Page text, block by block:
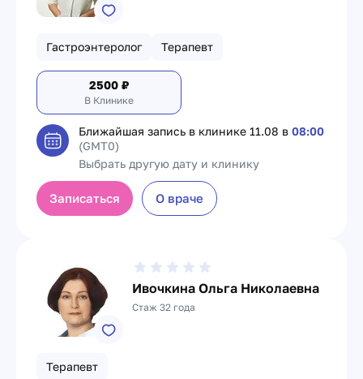
Гастроэнтеролог Терапевт
2500 ₽
В Клинике
Ближайшая запись в клинике 11.08 в 08:00
(GMT0)
Выбрать другую дату и клинику
Записаться О враче
Ивочкина Ольга Николаевна
Стаж 32 года
Терапевт